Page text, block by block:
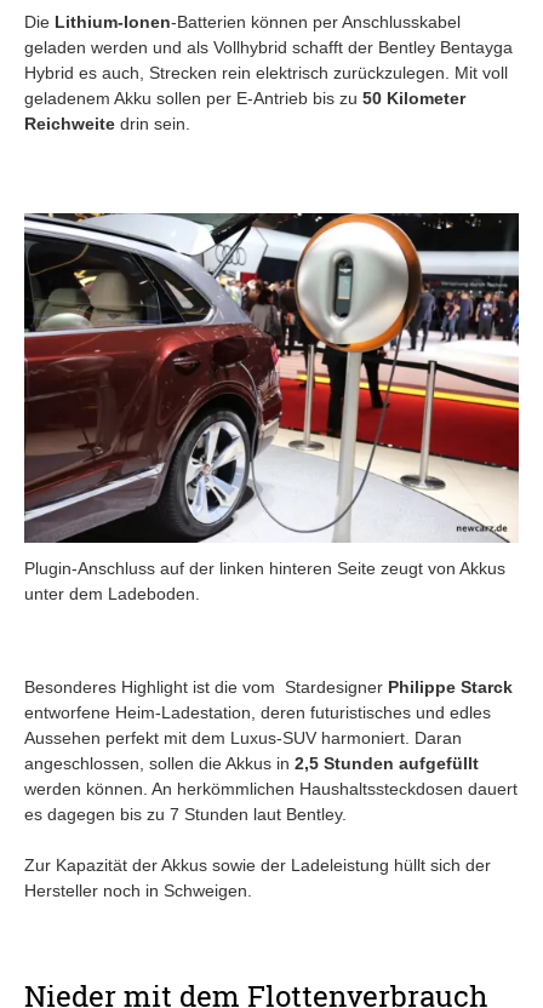
Die Lithium-Ionen-Batterien können per Anschlusskabel
geladen werden und als Vollhybrid schafft der Bentley Bentayga
Hybrid es auch, Strecken rein elektrisch zurückzulegen. Mit voll
geladenem Akku sollen per E-Antrieb bis zu 50 Kilometer
Reichweite drin sein.
Plugin-Anschluss auf der linken hinteren Seite zeugt von Akkus
unter dem Ladeboden.
Besonderes Highlight ist die vom Stardesigner Philippe Starck
entworfene Heim-Ladestation, deren futuristisches und edles
Aussehen perfekt mit dem Luxus-SUV harmoniert. Daran
angeschlossen, sollen die Akkus in 2,5 Stunden aufgefüllt
werden können. An herkömmlichen Haushaltssteckdosen dauert
es dagegen bis zu 7 Stunden laut Bentley.
Zur Kapazität der Akkus sowie der Ladeleistung hüllt sich der
Hersteller noch in Schweigen.
Nieder mit dem Flottenverbrauch